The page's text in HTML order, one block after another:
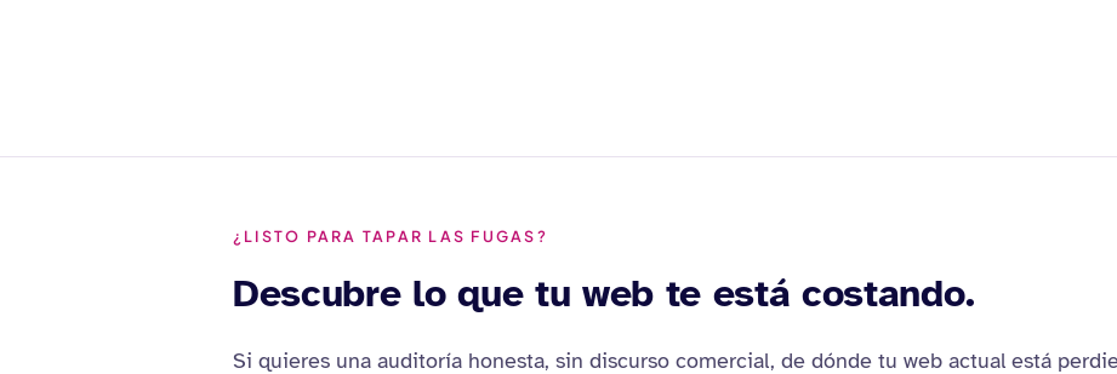
¿LISTO PARA TAPAR LAS FUGAS?
Descubre lo que tu web te está costando.
Si quieres una auditoría honesta, sin discurso comercial, de dónde tu web actual está